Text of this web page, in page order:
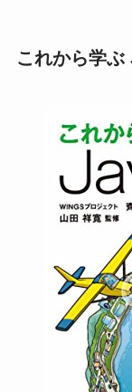
これから学